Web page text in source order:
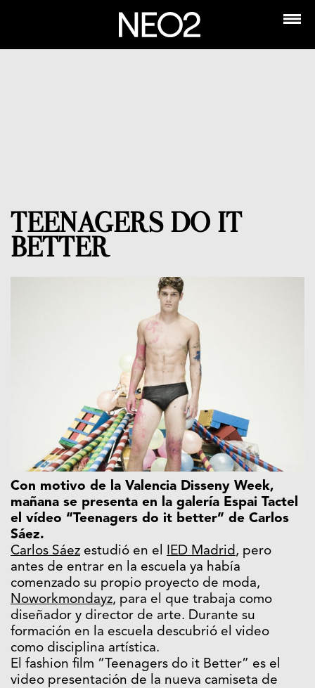
TEENAGERS DO IT
BETTER
Con motivo de la Valencia Disseny Week,
mañana se presenta en la galería Espai Tactel
el vídeo “Teenagers do it better” de Carlos
Sáez.
Carlos Sáez estudió en el IED Madrid, pero
antes de entrar en la escuela ya había
comenzado su propio proyecto de moda,
Noworkmondayz, para el que trabaja como
diseñador y director de arte. Durante su
formación en la escuela descubrió el video
como disciplina artística.
El fashion film “Teenagers do it Better” es el
video presentación de la nueva camiseta de